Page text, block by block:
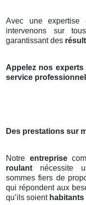
Avec une
intervenons sur
garantissant des
Appelez nos experts
service professionnel
Des prestations sur
Notre entreprise
roulant nécessite
sommes fiers de
qui répondent aux
qu’ils soient habitants